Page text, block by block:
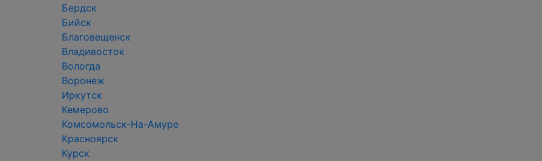
Бердск
Бийск
Благовещенск
Владивосток
Вологда
Воронеж
Иркутск
Кемерово
Комсомольск-На-Амуре
Красноярск
Курск